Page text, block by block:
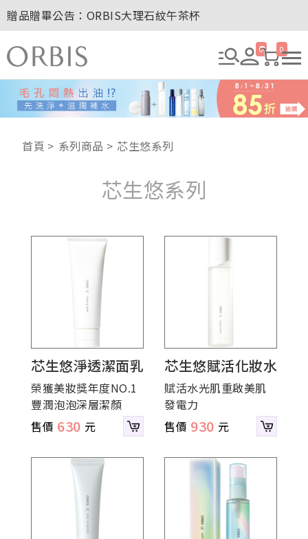
贈品贈畢公告：ORBIS針織手提袋
玉山卡友獨享優惠！2026年刷卡滿額送百元購物金！
2027年清新會員募集開跑！
8/1~8/8．紅利點數8倍送！
贈品贈畢公告：ORBIS大理石紋午茶杯
0 0
首頁 系列商品 芯生悠系列
芯生悠系列
芯生悠淨透潔面乳
榮獲美妝獎年度NO.1
豐潤泡泡深層潔顏
630
芯生悠賦活化妝水
賦活水光肌重啟美肌
發電力
930